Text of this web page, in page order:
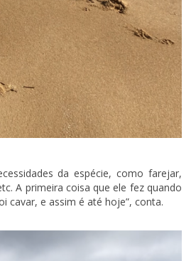
da espécie, como farejar,
A primeira coisa que ele fez quando
cavar, e assim é até hoje”, conta.